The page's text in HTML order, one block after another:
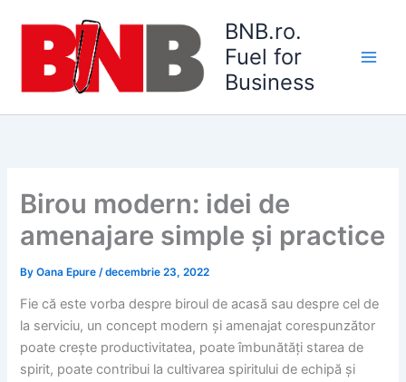
content
BNB.ro.
Fuel for
Business
Birou modern: idei de
amenajare simple și practice
ByOana Epure/decembrie 23, 2022
Fie că este vorba despre biroul de acasă sau despre cel de
la serviciu, un concept modern și amenajat corespunzător
poate crește productivitatea, poate îmbunătăți starea de
spirit, poate contribui la cultivarea spiritului de echipă și